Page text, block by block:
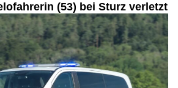
(53) bei Sturz verletzt